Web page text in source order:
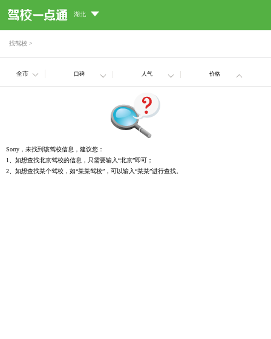
湖北
找驾校 >
全市 口碑 人气 价格
Sorry，未找到该驾校信息，建议您：
1、如想查找北京驾校的信息，只需要输入“北京”即可；
2、如想查找某个驾校，如“某某驾校”，可以输入“某某”进行查找。